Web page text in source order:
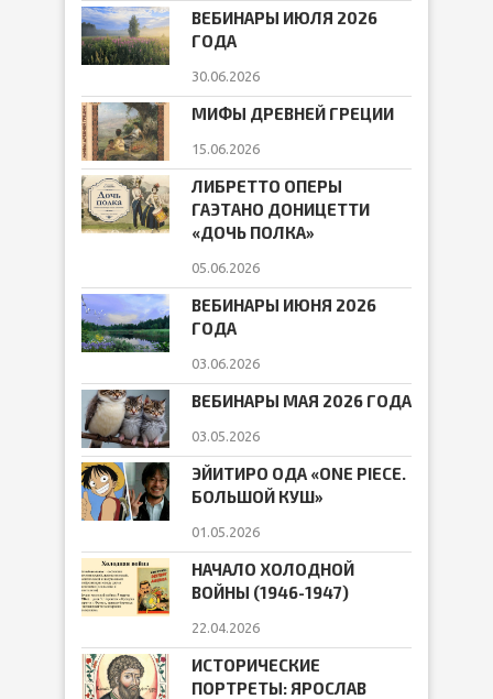
ВЕБИНАРЫ ИЮЛЯ 2026
ГОДА
30.06.2026
МИФЫ ДРЕВНЕЙ ГРЕЦИИ
15.06.2026
ЛИБРЕТТО ОПЕРЫ
ГАЭТАНО ДОНИЦЕТТИ
«ДОЧЬ ПОЛКА»
05.06.2026
ВЕБИНАРЫ ИЮНЯ 2026
ГОДА
03.06.2026
ВЕБИНАРЫ МАЯ 2026 ГОДА
03.05.2026
ЭЙИТИРО ОДА «ONE PIECE.
БОЛЬШОЙ КУШ»
01.05.2026
НАЧАЛО ХОЛОДНОЙ
ВОЙНЫ (1946-1947)
22.04.2026
ИСТОРИЧЕСКИЕ
ПОРТРЕТЫ: ЯРОСЛАВ